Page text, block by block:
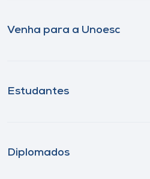
Venha para a Unoesc
Estudantes
Diplomados